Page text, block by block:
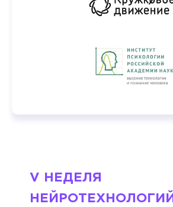
V НЕДЕЛЯ
НЕЙРОТЕХНОЛОГИЙ